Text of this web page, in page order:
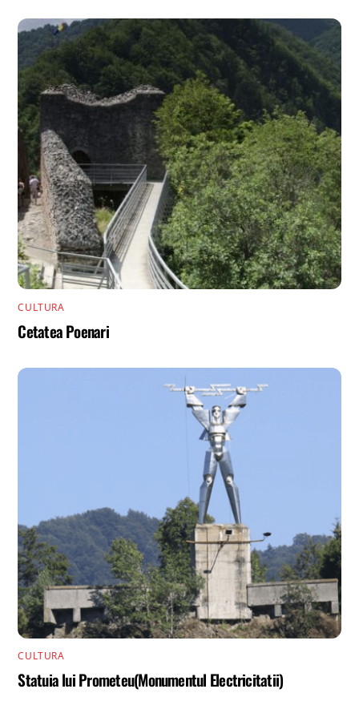
CULTURA
Cetatea Poenari
CULTURA
Statuia lui Prometeu(Monumentul Electricitatii)